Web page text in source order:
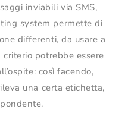
inviabili via SMS,
system permette di
differenti, da usare a
potrebbe essere
così facendo,
una certa etichetta,